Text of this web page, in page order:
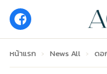
หน้าแรก › News All › ดอ